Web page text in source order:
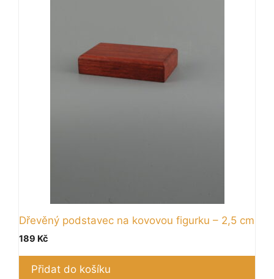
Dřevěný podstavec na kovovou figurku – 2,5 cm
189 Kč
Přidat do košíku